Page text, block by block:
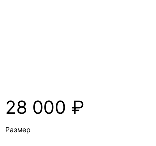
28 000 ₽
Размер